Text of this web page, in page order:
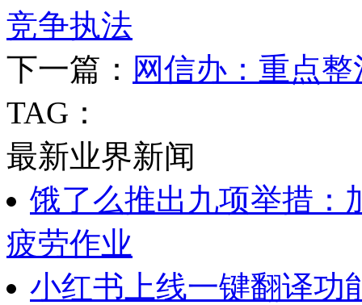
竞争执法
下一篇： 网信办：重点
TAG：
最新业界新闻
饿了么推出九项举措：
疲劳作业
小红书上线一键翻译功